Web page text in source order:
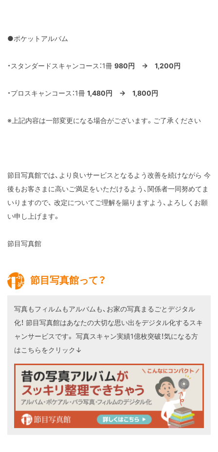
●ポケットアルバム
・スタンダードスキャンコース：1冊 980円 → 1,200円
・プロスキャンコース：1冊 1,480円 → 1,800円
※上記内容は一部変更になる場合がございます。ご了承ください
節目写真館では、より良いサービスとなるよう改善を続けながら 今
後もお客さまに高いご満足をいただけるよう、関係者一同努めてま
いりますので、 改定についてご理解を賜りますよう、よろしくお願
い申し上げます。
節目写真館
節目写真館って？
写真もフィルムもアルバムも、お家の写真まるごとデジタル
化！ 節目写真館はあなたの大切な思い出をデジタル化するスキ
ャンサービスです。 写真スキャン実績1億枚突破！気になる方
はこちらをクリック↓